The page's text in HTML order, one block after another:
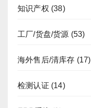
知识产权 (38)
工厂/货盘/货源 (53)
海外售后/清库存 (17)
检测认证 (14)